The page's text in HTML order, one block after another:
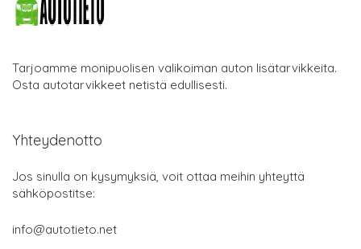
Tarjoamme monipuolisen valikoiman auton lisätarvikkeita.
Osta autotarvikkeet netistä edullisesti.
Yhteydenotto
Jos sinulla on kysymyksiä, voit ottaa meihin yhteyttä
sähköpostitse:
info@autotieto.net